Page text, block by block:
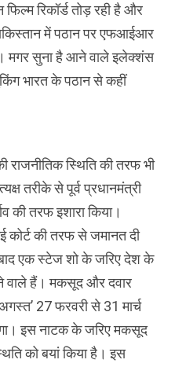
रिकॉर्ड तोड़ रही है और
में पठान पर एफआईआर
मगर सुना है आने वाले इलेक्‍शंस
भारत के पठान से कहीं
राजनीतिक स्थिति की तरफ भी
तरीके से पूर्व प्रधानमंत्री
की तरफ इशारा किया।
कोर्ट की तरफ से जमानत दी
एक स्‍टेज शो के जरिए देश के
वाले हैं। मकसूद और दवार
27 फरवरी से 31 मार्च
इस नाटक के जरिए मकसूद
को बयां किया है। इस